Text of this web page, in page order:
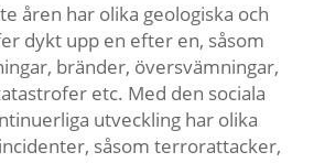
åren har olika geologiska och
dykt upp en efter en, såsom
bränder, översvämningar,
etc. Med den sociala
utveckling har olika
såsom terrorattacker,